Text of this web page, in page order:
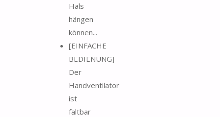
Hals
hängen
können...
[EINFACHE
BEDIENUNG]
Der
Handventilator
ist
faltbar